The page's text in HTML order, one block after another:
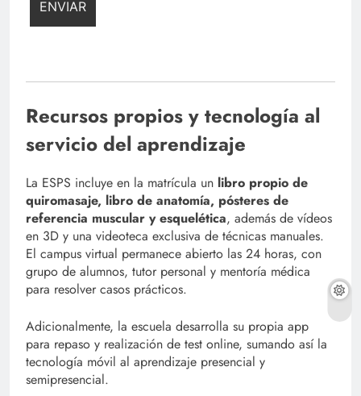
Recursos propios y tecnología al
servicio del aprendizaje
La ESPS incluye en la matrícula un libro propio de
quiromasaje, libro de anatomía, pósteres de
referencia muscular y esquelética, además de vídeos
en 3D y una videoteca exclusiva de técnicas manuales.
El campus virtual permanece abierto las 24 horas, con
grupo de alumnos, tutor personal y mentoría médica
para resolver casos prácticos.
Adicionalmente, la escuela desarrolla su propia app
para repaso y realización de test online, sumando así la
tecnología móvil al aprendizaje presencial y
semipresencial.